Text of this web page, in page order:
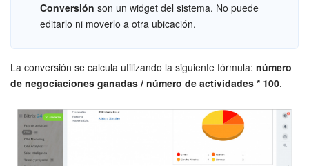
Conversión son un widget del sistema. No puede
editarlo ni moverlo a otra ubicación.
La conversión se calcula utilizando la siguiente fórmula: número
de negociaciones ganadas / número de actividades * 100.